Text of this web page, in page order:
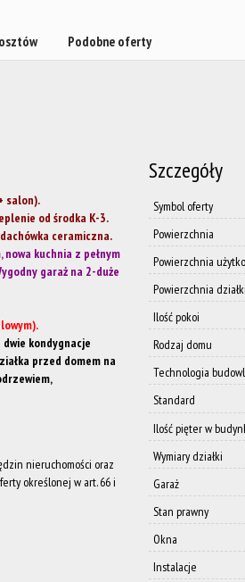
Podobne oferty
salon).
od środka K-3.
ceramiczna.
kuchnia z pełnym
garaż na 2-duże
kondygnacje
przed domem na
nieruchomości oraz
określonej w art. 66 i
Szczegóły
Symbol oferty
Powierzchnia
Powierzchnia
Powierzchnia działki
Ilość pokoi
Rodzaj domu
Technologia
Standard
Ilość pięter w
Wymiary działki
Garaż
Stan prawny
Okna
Instalacje